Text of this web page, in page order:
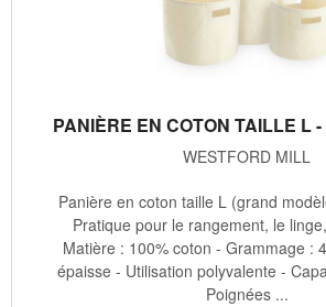
PANIÈRE EN COTON TAILLE L
WESTFORD MILL
Panière en coton taille L (grand
Pratique pour le rangement, le
Matière : 100% coton - Grammage :
épaisse - Utilisation polyvalente -
Poignées ...